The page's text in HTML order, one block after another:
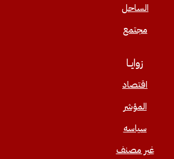
الساحل
مجتمع
زوايــا
اقتصاد
المؤشر
سياسه
غير مصنف